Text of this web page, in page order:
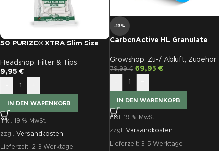
50 PURIZE® XTRA Slim Size
Headshop, Filter & Tips
9,95 €
IN DEN WARENKORB
inkl. 19 % MwSt.
zzgl. Versandkosten
Lieferzeit: 2-3 Werktage
-13%
CarbonActive HL Granulate
Growshop, Zu-/ Abluft, Zubehör
79,99€ 69,95 €
IN DEN WARENKORB
inkl. 19 % MwSt.
zzgl. Versandkosten
Lieferzeit: 3-5 Werktage